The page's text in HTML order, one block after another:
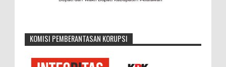
KOMISI PEMBERANTASAN KORUPSI